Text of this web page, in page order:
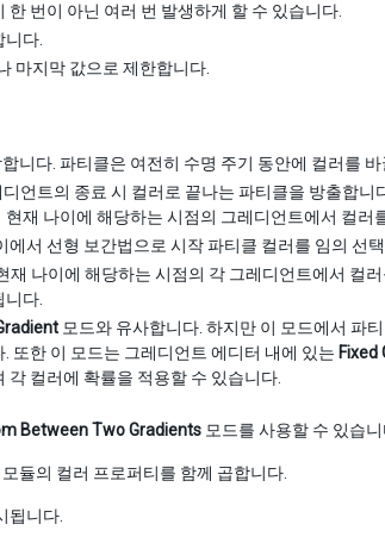
번이 아닌 여러 번 발생하게 할 수 있습니다.
다.
마지막 값으로 제한합니다.
니다. 파티클은 여전히 수명 주기 동안에 컬러를 바
언트의 종료 시 컬러로 끝나는 파티클을 방출합니
재 나이에 해당하는 시점의 그레디언트에서 컬러
서 선형 보간법으로 시작 파티클 컬러를 임의 선
재 나이에 해당하는 시점의 각 그레디언트에서 컬
다.
모드와 유사합니다. 하지만 이 모드에서 파
또한 이 모드는 그레디언트 에디터 내에 있는 Fixed
컬러에 확률을 적용할 수 있습니다.
Between Two Gradients 모드를 사용할 수 있습니
듈의 컬러 프로퍼티를 함께 곱합니다.
됩니다.